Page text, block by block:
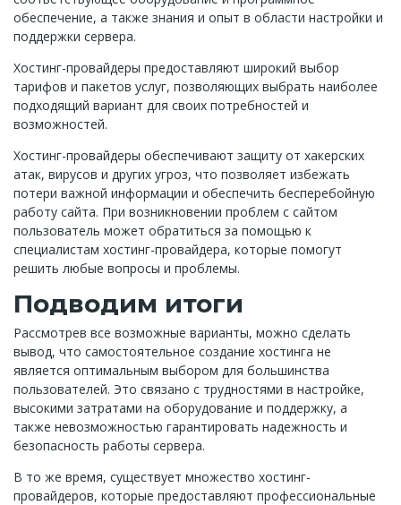
обеспечение, а также знания и опыт в области настройки и
поддержки сервера.
Хостинг-провайдеры предоставляют широкий выбор
тарифов и пакетов услуг, позволяющих выбрать наиболее
подходящий вариант для своих потребностей и
возможностей.
Хостинг-провайдеры обеспечивают защиту от хакерских
атак, вирусов и других угроз, что позволяет избежать
потери важной информации и обеспечить бесперебойную
работу сайта. При возникновении проблем с сайтом
пользователь может обратиться за помощью к
специалистам хостинг-провайдера, которые помогут
решить любые вопросы и проблемы.
Подводим итоги
Рассмотрев все возможные варианты, можно сделать
вывод, что самостоятельное создание хостинга не
является оптимальным выбором для большинства
пользователей. Это связано с трудностями в настройке,
высокими затратами на оборудование и поддержку, а
также невозможностью гарантировать надежность и
безопасность работы сервера.
В то же время, существует множество хостинг-
провайдеров, которые предоставляют профессиональные